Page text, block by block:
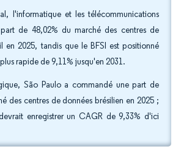
l'informatique et les télécommunications
de 48,02% du marché des centres de
en 2025, tandis que le BFSI est positionné
rapide de 9,11% jusqu'en 2031.
São Paulo a commandé une part de
des centres de données brésilien en 2025 ;
enregistrer un CAGR de 9,33% d'ici